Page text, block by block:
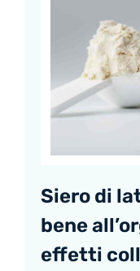
Siero di
bene
effetti